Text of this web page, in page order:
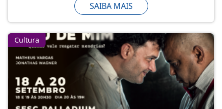
SAIBA MAIS
Cultura